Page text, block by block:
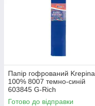
Папір гофрований Krepina
100% 8007 темно-синій
603845 G-Rich
Готово до відправки